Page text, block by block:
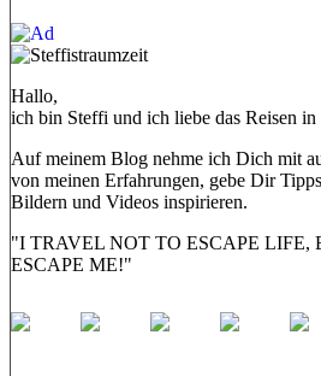
Hallo,
ich bin Steffi und ich liebe das Reisen in
Auf meinem Blog nehme ich Dich mit
von meinen Erfahrungen, gebe Dir
Bildern und Videos inspirieren.
"I TRAVEL NOT TO ESCAPE LIFE,
ESCAPE ME!"